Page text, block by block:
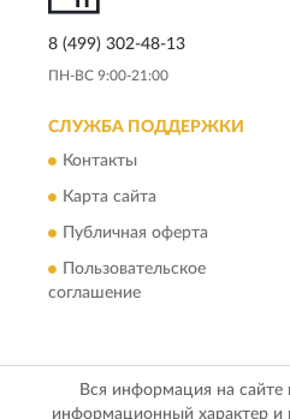
8 (499) 302-48-13
ПН-ВС 9:00-21:00
СЛУЖБА ПОДДЕРЖКИ
Контакты
Карта сайта
Публичная оферта
Пользовательское
соглашение
Вся информация на сайте
информационный характер и